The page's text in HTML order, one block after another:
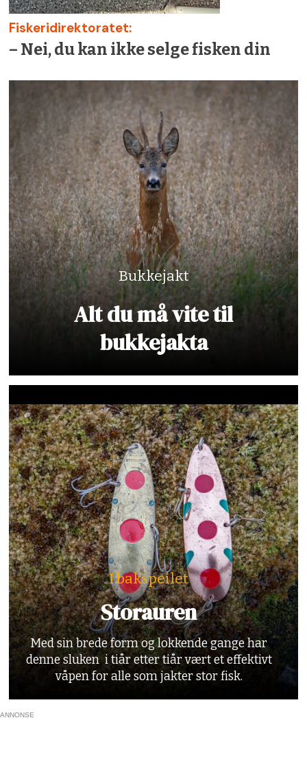
Fiskeridirektoratet:
– Nei, du kan ikke selge fisken din
Bukkejakt
Alt du må vite til
bukkejakta
I bakspeilet
Storauren
Med sin brede form og lokkende gange har
denne sluken i tiår etter tiår vært et effektivt
våpen for alle som jakter stor fisk.
ANNONSE